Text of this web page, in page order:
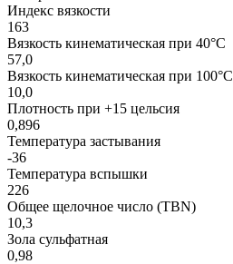
Индекс вязкости
163
Вязкость кинематическая при 40°С
57,0
Вязкость кинематическая при 100°С
10,0
Плотность при +15 цельсия
0,896
Температура застывания
-36
Температура вспышки
226
Общее щелочное число (TBN)
10,3
Зола сульфатная
0,98